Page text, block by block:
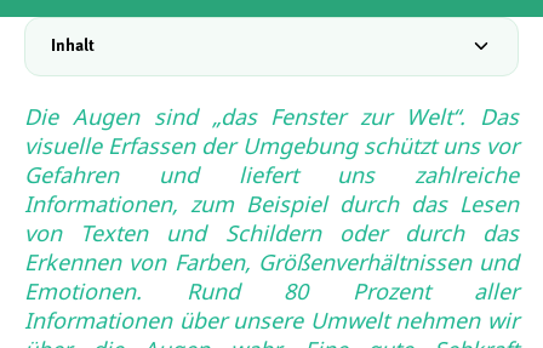
Inhalt
Die Augen sind „das Fenster zur Welt“. Das
visuelle Erfassen der Umgebung schützt uns vor
Gefahren und liefert uns zahlreiche
Informationen, zum Beispiel durch das Lesen
von Texten und Schildern oder durch das
Erkennen von Farben, Größenverhältnissen und
Emotionen. Rund 80 Prozent aller
Informationen über unsere Umwelt nehmen wir